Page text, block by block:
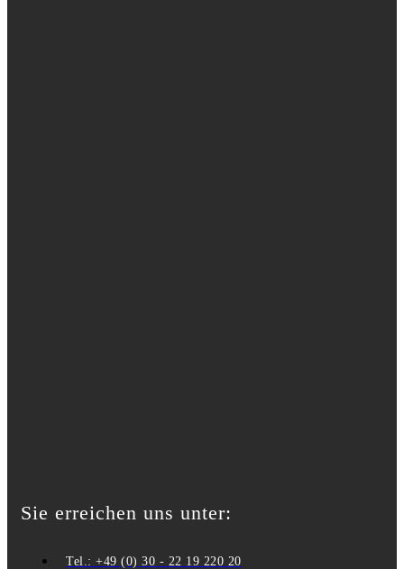
Sie erreichen uns unter:
Tel.: +49 (0) 30 - 22 19 220 20